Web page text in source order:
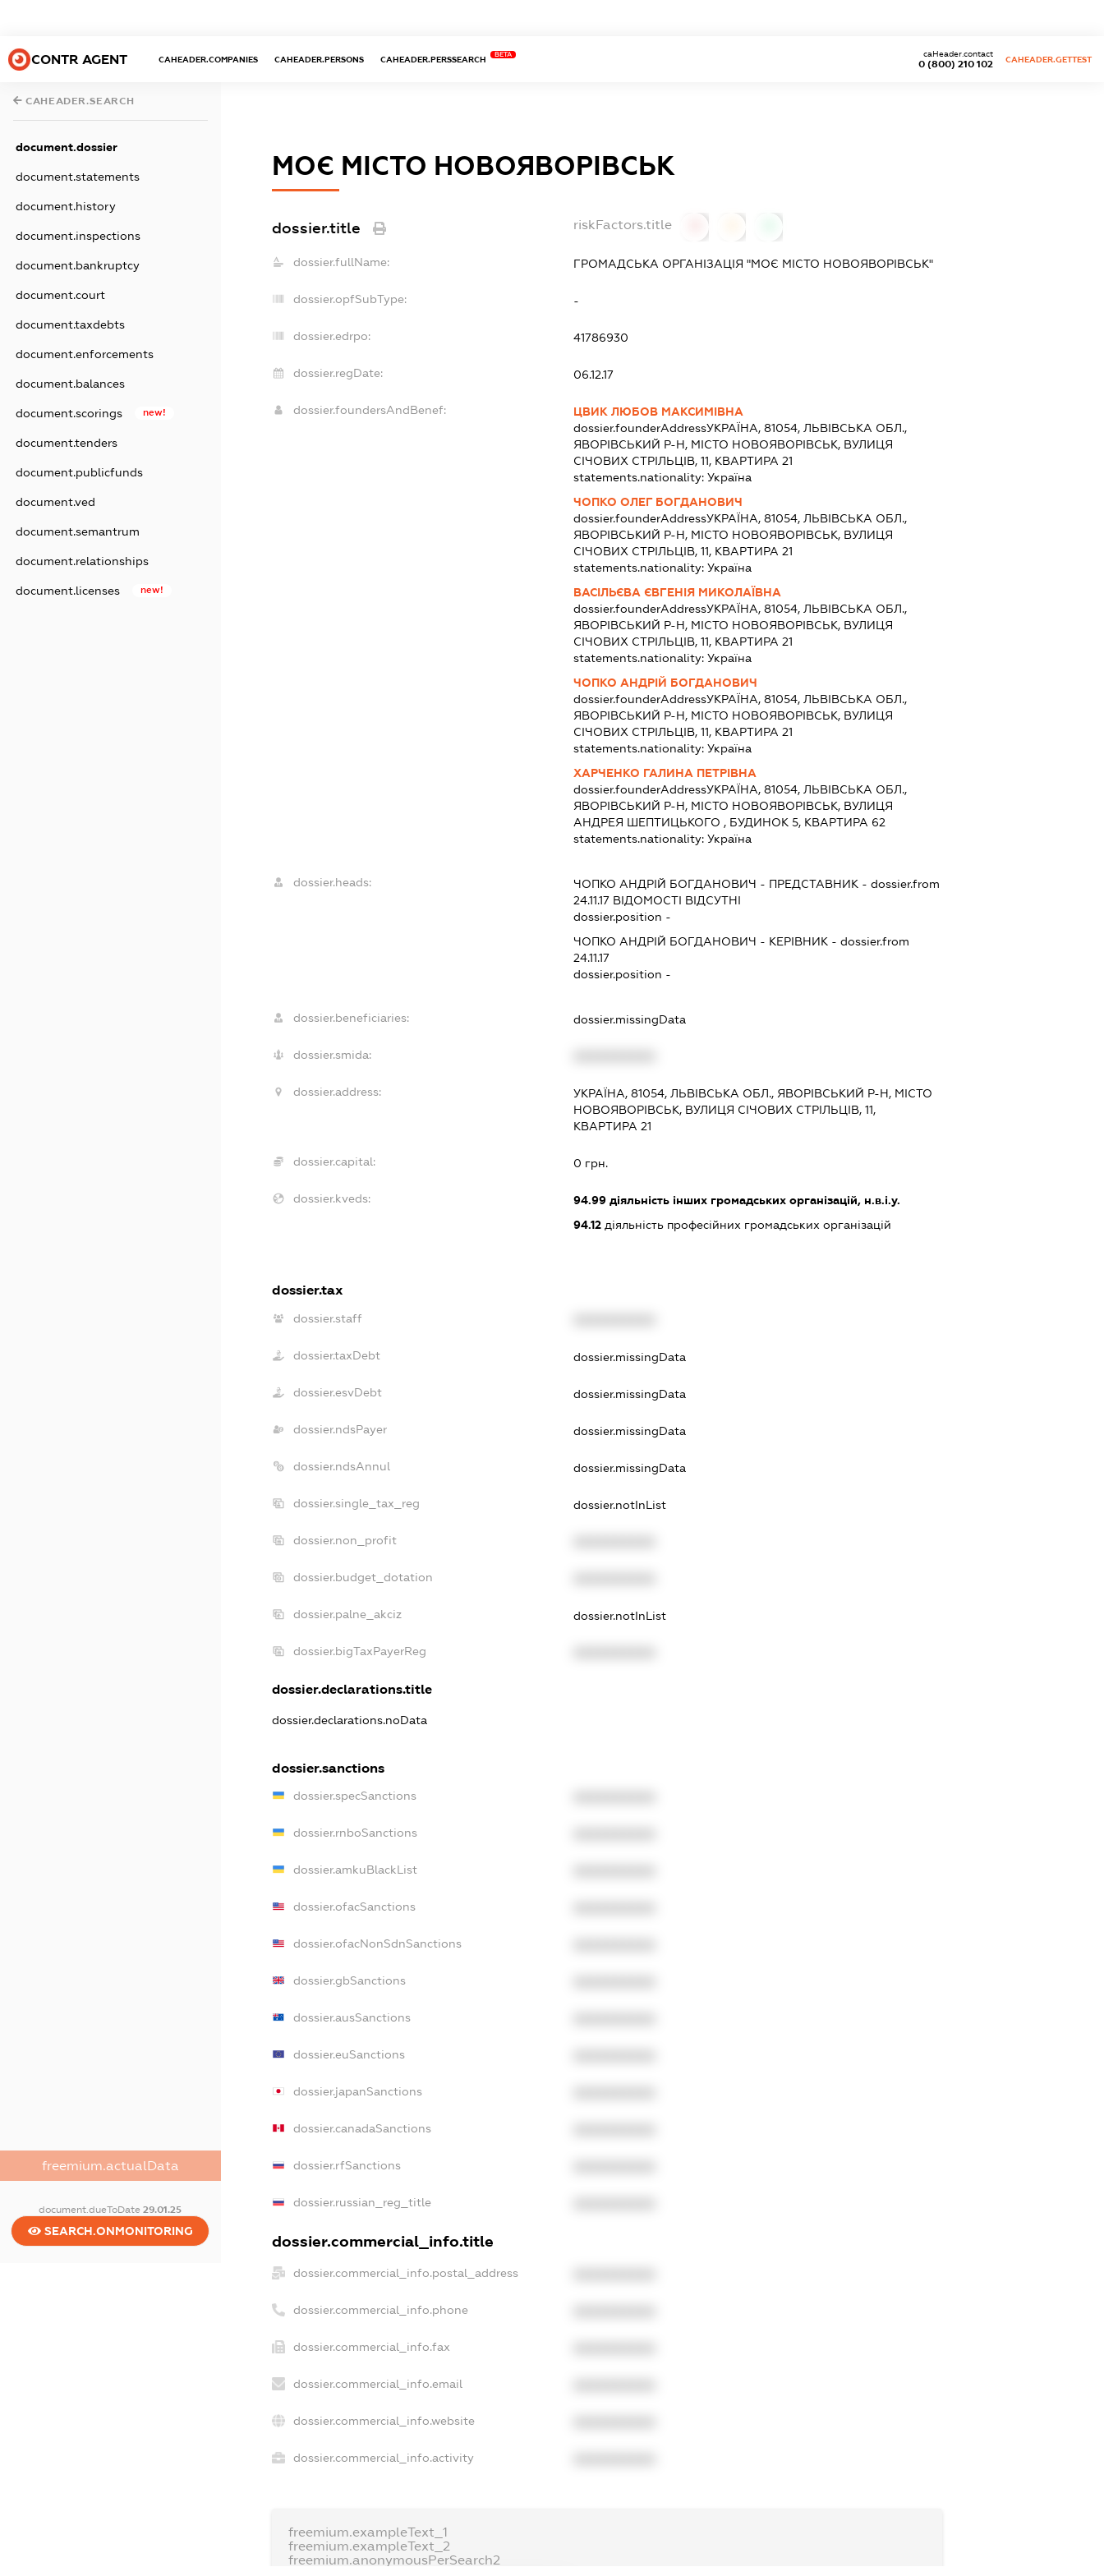
CONTR AGENT CAHEADER.COMPANIES CAHEADER.PERSONS CAHEADER.PERSSEARCH
BETA
0 (800) 210 102
caHeader.contact
CAHEADER.GETTEST
CAHEADER.SEARCH
document.dossier
document.statements
document.history
document.inspections
document.bankruptcy
document.court
document.taxdebts
document.enforcements
document.balances
document.scorings new!
document.tenders
document.publicfunds
document.ved
document.semantrum
document.relationships
document.licenses new!
freemium.actualData
document.dueToDate29.01.25
SEARCH.ONMONITORING
МОЄ МІСТО НОВОЯВОРІВСЬК
dossier.title riskFactors.title
dossier.fullName: ГРОМАДСЬКА ОРГАНІЗАЦІЯ "МОЄ МІСТО НОВОЯВОРІВСЬК"
dossier.opfSubType: -
dossier.edrpo: 41786930
dossier.regDate: 06.12.17
dossier.foundersAndBenef:
ЦВИК ЛЮБОВ МАКСИМІВНА
dossier.founderAddressУКРАЇНА, 81054, ЛЬВІВСЬКА ОБЛ.,
ЯВОРІВСЬКИЙ Р-Н, МІСТО НОВОЯВОРІВСЬК, ВУЛИЦЯ
СІЧОВИХ СТРІЛЬЦІВ, 11, КВАРТИРА 21
statements.nationality:Україна
ЧОПКО ОЛЕГ БОГДАНОВИЧ
dossier.founderAddressУКРАЇНА, 81054, ЛЬВІВСЬКА ОБЛ.,
ЯВОРІВСЬКИЙ Р-Н, МІСТО НОВОЯВОРІВСЬК, ВУЛИЦЯ
СІЧОВИХ СТРІЛЬЦІВ, 11, КВАРТИРА 21
statements.nationality:Україна
ВАСІЛЬЄВА ЄВГЕНІЯ МИКОЛАЇВНА
dossier.founderAddressУКРАЇНА, 81054, ЛЬВІВСЬКА ОБЛ.,
ЯВОРІВСЬКИЙ Р-Н, МІСТО НОВОЯВОРІВСЬК, ВУЛИЦЯ
СІЧОВИХ СТРІЛЬЦІВ, 11, КВАРТИРА 21
statements.nationality:Україна
ЧОПКО АНДРІЙ БОГДАНОВИЧ
dossier.founderAddressУКРАЇНА, 81054, ЛЬВІВСЬКА ОБЛ.,
ЯВОРІВСЬКИЙ Р-Н, МІСТО НОВОЯВОРІВСЬК, ВУЛИЦЯ
СІЧОВИХ СТРІЛЬЦІВ, 11, КВАРТИРА 21
statements.nationality:Україна
ХАРЧЕНКО ГАЛИНА ПЕТРІВНА
dossier.founderAddressУКРАЇНА, 81054, ЛЬВІВСЬКА ОБЛ.,
ЯВОРІВСЬКИЙ Р-Н, МІСТО НОВОЯВОРІВСЬК, ВУЛИЦЯ
АНДРЕЯ ШЕПТИЦЬКОГО , БУДИНОК 5, КВАРТИРА 62
statements.nationality:Україна
dossier.heads: ЧОПКО АНДРІЙ БОГДАНОВИЧ - ПРЕДСТАВНИК - dossier.from
24.11.17 ВІДОМОСТІ ВІДСУТНІ
dossier.position -
ЧОПКО АНДРІЙ БОГДАНОВИЧ - КЕРІВНИК - dossier.from
24.11.17
dossier.position -
dossier.beneficiaries: dossier.missingData
dossier.smida:
dossier.address:
УКРАЇНА, 81054, ЛЬВІВСЬКА ОБЛ., ЯВОРІВСЬКИЙ Р-Н, МІСТО
НОВОЯВОРІВСЬК, ВУЛИЦЯ СІЧОВИХ СТРІЛЬЦІВ, 11,
КВАРТИРА 21
dossier.capital: 0 грн.
dossier.kveds: 94.99 діяльність інших громадських організацій, н.в.і.у.
94.12 діяльність професійних громадських організацій
dossier.tax
dossier.staff
dossier.taxDebt dossier.missingData
dossier.esvDebt dossier.missingData
dossier.ndsPayer dossier.missingData
dossier.ndsAnnul dossier.missingData
dossier.single_tax_reg dossier.notInList
dossier.non_profit
dossier.budget_dotation
dossier.palne_akciz dossier.notInList
dossier.bigTaxPayerReg
dossier.declarations.title
dossier.declarations.noData
dossier.sanctions
dossier.specSanctions
dossier.rnboSanctions
dossier.amkuBlackList
dossier.ofacSanctions
dossier.ofacNonSdnSanctions
dossier.gbSanctions
dossier.ausSanctions
dossier.euSanctions
dossier.japanSanctions
dossier.canadaSanctions
dossier.rfSanctions
dossier.russian_reg_title
dossier.commercial_info.title
dossier.commercial_info.postal_address
dossier.commercial_info.phone
dossier.commercial_info.fax
dossier.commercial_info.email
dossier.commercial_info.website
dossier.commercial_info.activity
freemium.exampleText_1
freemium.exampleText_2
freemium.anonymousPerSearch2